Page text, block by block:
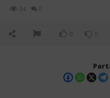
34 0
0 0